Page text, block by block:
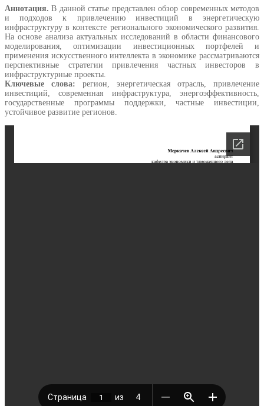
Аннотация.В данной статье представлен обзор современных методов
и подходов к привлечению инвестиций в энергетическую
инфраструктуру в контексте регионального экономического развития.
На основе анализа актуальных исследований в области финансового
моделирования, оптимизации инвестиционных портфелей и
применения искусственного интеллекта в экономике рассматриваются
перспективные стратегии привлечения частных инвесторов в
инфраструктурные проекты.
Ключевые слова: регион, энергетическая отрасль, привлечение
инвестиций, современная инфраструктура, энергоэффективность,
государственные программы поддержки, частные инвестиции,
устойчивое развитие регионов.